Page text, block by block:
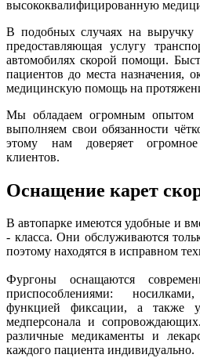
высококвалифицированную
В подобных случаях на выручку
предоставляющая услугу
автомобилях скорой помощи.
пациентов до места назначения,
медицинскую помощь на
Мы обладаем огромным опытом
выполняем свои обязанности
этому нам доверяет
клиентов.
Оснащение карет
В автопарке имеются удобные и
- класса. Они обслуживаются
поэтому находятся в исправном
Фургоны оснащаются
приспособлениями:
функцией фиксации, а также
медперсонала и
различные медикаменты и
каждого пациента индивидуально.